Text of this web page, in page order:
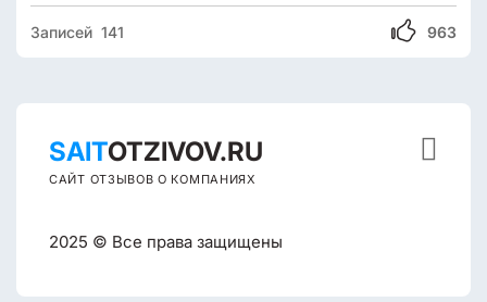
963
Записей 141
SAITOTZIVOV.RU
САЙТ ОТЗЫВОВ О КОМПАНИЯХ
2025 © Все права защищены
